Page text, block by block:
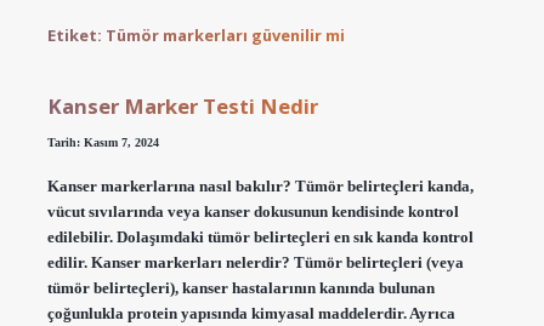
Etiket: Tümör markerları güvenilir mi
Kanser Marker Testi Nedir
Tarih: Kasım 7, 2024
Kanser markerlarına nasıl bakılır? Tümör belirteçleri kanda,
vücut sıvılarında veya kanser dokusunun kendisinde kontrol
edilebilir. Dolaşımdaki tümör belirteçleri en sık kanda kontrol
edilir. Kanser markerları nelerdir? Tümör belirteçleri (veya
tümör belirteçleri), kanser hastalarının kanında bulunan
çoğunlukla protein yapısında kimyasal maddelerdir. Ayrıca